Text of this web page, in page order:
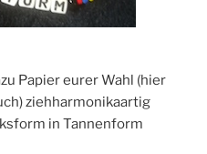
Papier eurer Wahl (hier
ziehharmonikaartig
in Tannenform